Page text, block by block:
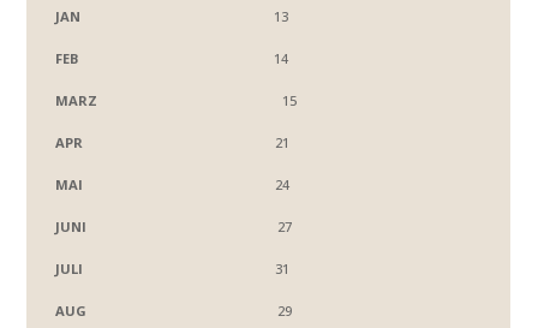
13
14
15
21
24
27
31
29